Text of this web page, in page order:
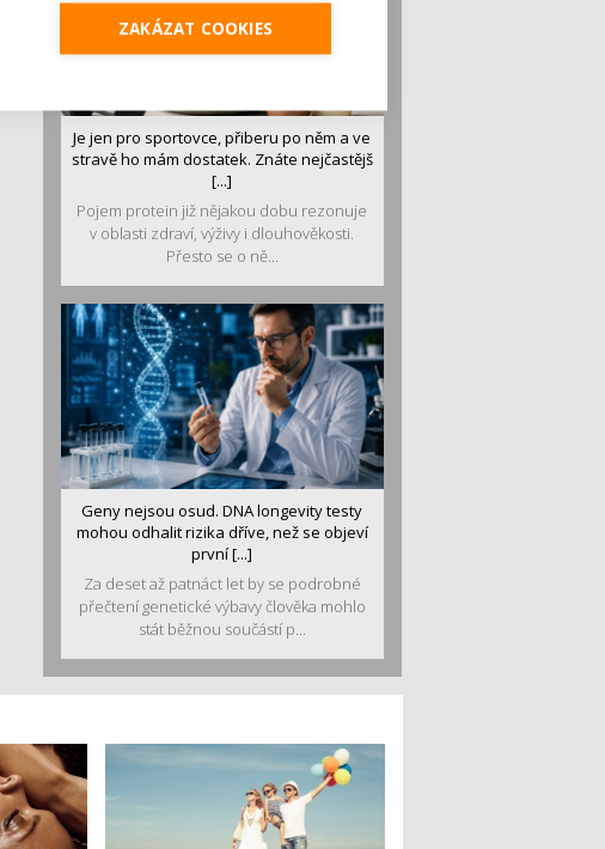
Je jen pro sportovce, přiberu po něm a ve
stravě ho mám dostatek. Znáte nejčastějš
[...]
Pojem protein již nějakou dobu rezonuje
v oblasti zdraví, výživy i dlouhověkosti.
Přesto se o ně...
Geny nejsou osud. DNA longevity testy
mohou odhalit rizika dříve, než se objeví
první [...]
Za deset až patnáct let by se podrobné
přečtení genetické výbavy člověka mohlo
stát běžnou součástí p...
ZAKÁZAT COOKIES